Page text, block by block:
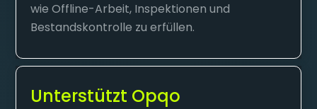
wie Offline-Arbeit, Inspektionen und
Bestandskontrolle zu erfüllen.
Unterstützt Opqo